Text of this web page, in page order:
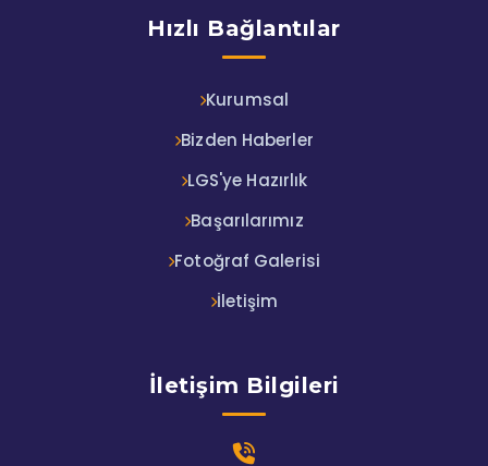
Hızlı Bağlantılar
Kurumsal
Bizden Haberler
LGS'ye Hazırlık
Başarılarımız
Fotoğraf Galerisi
İletişim
İletişim Bilgileri